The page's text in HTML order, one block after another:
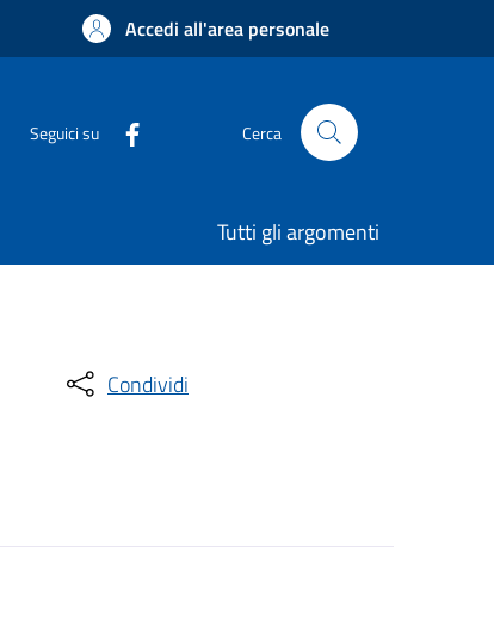
Accedi all'area personale
Seguici su Cerca
Tutti gli argomenti
Condividi